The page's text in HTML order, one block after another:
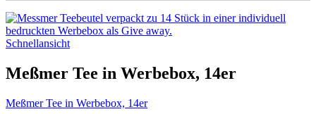
Schnellansicht
Meßmer Tee in Werbebox, 14er
Meßmer Tee in Werbebox, 14er